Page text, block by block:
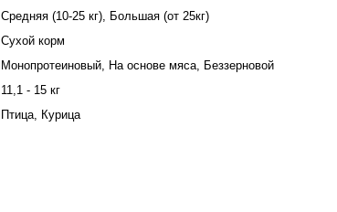
Средняя (10-25 кг), Большая (от 25кг)
Сухой корм
Монопротеиновый, На основе мяса, Беззерновой
11,1 - 15 кг
Птица, Курица